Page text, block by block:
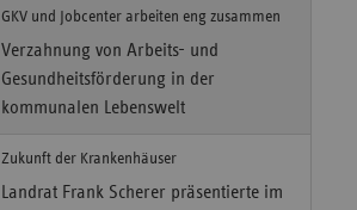
GKV und Jobcenter arbeiten eng zusammen
Verzahnung von Arbeits- und
Gesundheitsförderung in der
kommunalen Lebenswelt
Zukunft der Krankenhäuser
Landrat Frank Scherer präsentierte im